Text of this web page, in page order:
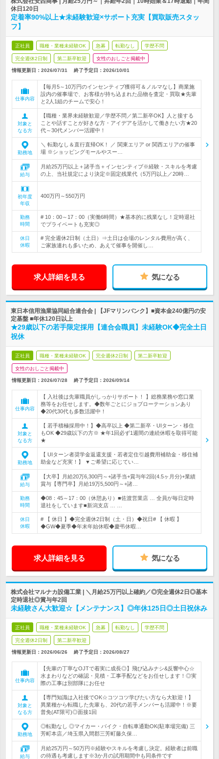
休日120日
定着率90%以上★未経験歓迎×サポート充実【買取販売スタッ
フ】
正社員 職種・業種未経験OK 急募 転勤なし 学歴不問
完全週休2日制 第二新卒歓迎 女性のおしごと掲載中
情報更新日：2026/07/31 終了予定日： 2026/10/01
仕事内容
【毎月5～10万円のインセンティブ獲得可＆ノルマなし】商業施
設内の催事場で、お客様が持ち込まれた品物を査定・買取★先輩
と2人1組のチームで安心！
対象と
なる方
【職種・業界未経験歓迎／学歴不問／第二新卒OK】人と接する
ことや話すことが好きな方・アイデアを活かして働きたい方★20
代～30代メンバー活躍中！
勤務地
＼ 転勤なし＆直行直帰OK！ ／ 関東エリア or 関西エリアの催事
場 ※ショッピングモールやスー…
給与
月給25万円以上＋諸手当＋インセンティブ※経験・スキルを考慮
の上、当社規定により決定※固定残業代（5万円以上／20時…
初年度
年収
400万円～550万円
勤務
時間
# 10：00～17：00（実働6時間）★基本的に残業なし！定時退社
でプライベートも充実◎
休日
休暇
# 完全週休2日制（土日）⇒土日は会場のレンタル費用が高く、
ご家族連れも多いため、あえて催事を開催し…
求人詳細を見る 気になる
東日本信用漁業協同組合連合会 | 【JFマリンバンク】■資本金240億円の安
定基盤 ■年休120日以上
★29歳以下の若手限定採用【連合会職員】未経験OK◆完全土日
祝休
正社員 職種・業種未経験OK 完全週休2日制 第二新卒歓迎
女性のおしごと掲載中
情報更新日：2026/07/28 終了予定日： 2026/09/14
仕事内容
【 入社後は先輩職員がしっかりサポート！ 】総務業務や窓口業
務等をお任せします。◆数年ごとにジョブローテーションあり
◆20代30代も多数活躍中！
対象と
なる方
【 若手積極採用中！】◆高卒以上 ◆第二新卒・UIターン・移住
もOK ◆29歳以下の方※ ★年1回必ず1週間の連続休暇を取得可能
★
勤務地
【 UIターン者奨学金返還支援・若者定住引越費用補助金・移住補
助金など充実！】 ▼ご希望に応じてい…
給与
【大卒】月給20万6,300円～+諸手当+賞与年2回(4.5ヶ月分)+業績
賞与【専門卒】月給19万5,500円～+諸…
勤務
時間
◆08：45～17：00（休憩あり）■佐渡営業店 … 全員が毎日定時
退社をしています■新潟支店 … …
休日
休暇
# 【 休日 】◆完全週休2日制（土・日）◆祝日# 【 休暇 】
◆GW◆夏季◆年末年始休暇◆慶弔休暇…
求人詳細を見る 気になる
株式会社マルナカ設備工業 | ＼月給25万円以上確約／◎完全週休2日◎基本
定時退社◎賞与年2回
未経験さん大歓迎☆【メンテナンス】◎年休125日◎土日祝休み
正社員 職種・業種未経験OK 急募 転勤なし 学歴不問
完全週休2日制 第二新卒歓迎
情報更新日：2026/06/26 終了予定日： 2026/08/27
仕事内容
【先輩の丁寧なOJTで着実に成長◎】飛び込みナシ&反響中心☆
水まわりなどの確認・見積・工事手配などをお任せします！◎実
際の工事は別部隊にお任せ
対象と
なる方
【専門知識は入社後でOK☆コツコツ学びたい方なら大歓迎！】
異業種から転職した先輩も、20代の若手メンバーも活躍中！※要
普免(AT限可)◎面接1回
勤務地
◎転勤なし ◎マイカー・バイク・自転車通勤OK(駐車場完備) 三
芳町本店／埼玉県入間郡三芳町藤久保…
給与
月給25万円～50万円※経験やスキルを考慮し決定。経験者は前職
の待遇も考慮します※3か月の試用期間中も同条件です